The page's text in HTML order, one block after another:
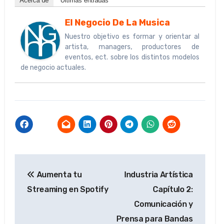
El Negocio De La Musica
Nuestro objetivo es formar y orientar al
artista, managers, productores de
eventos, ect. sobre los distintos modelos
de negocio actuales.
de
Aumenta tu
Streaming en Spotify
Industria Artística
Capítulo 2:
Comunicación y
Prensa para Bandas